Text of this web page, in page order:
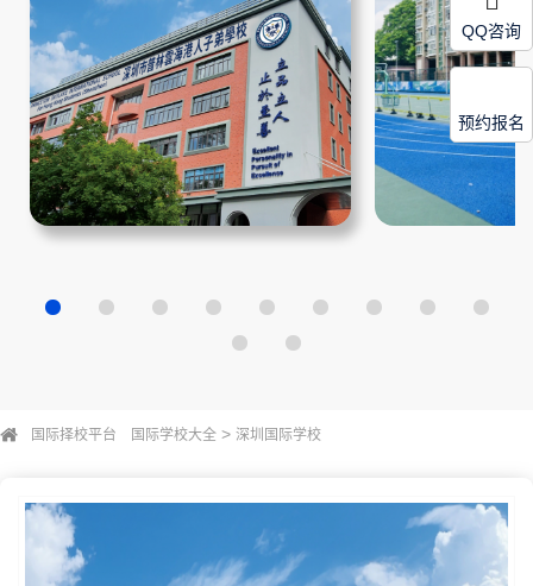
国际择校平台 国际学校大全 > 深圳国际学校
QQ咨询
预约报名